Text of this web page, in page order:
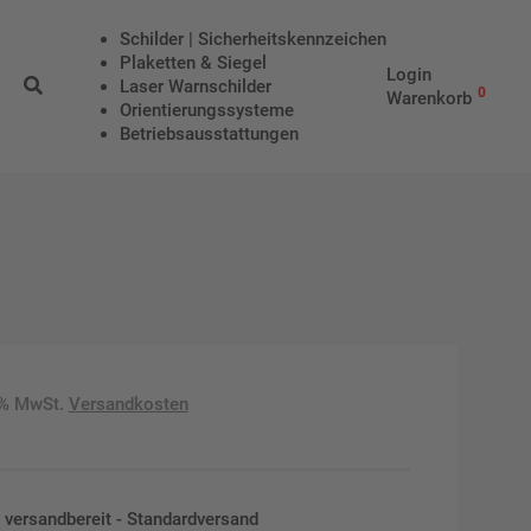
Schilder | Sicherheitskennzeichen
Plaketten & Siegel
Laser Warnschilder
Orientierungssysteme
Betriebs­aus­stattungen
Login
Warenkorb 0
MwSt. Versandkosten
- Standardversand